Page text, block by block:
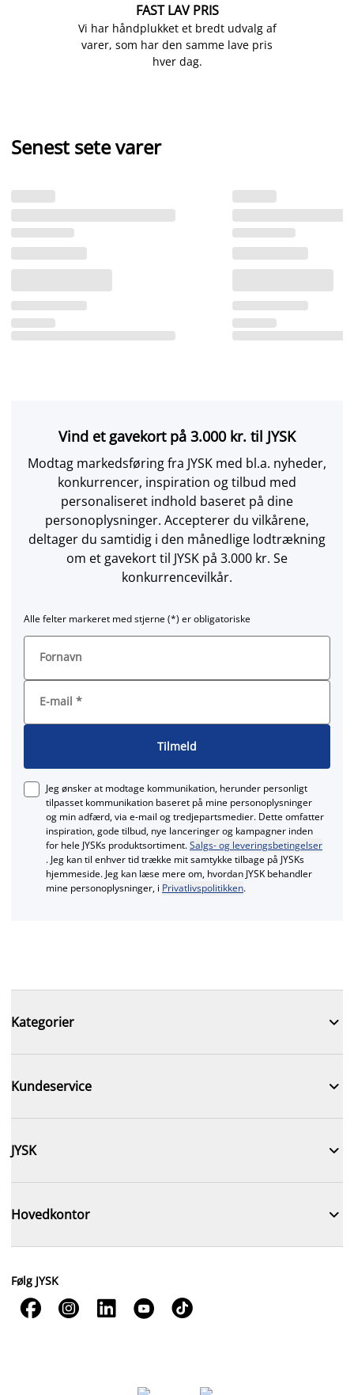
FAST LAV PRIS
Vi har håndplukket et bredt udvalg af
varer, som har den samme lave pris
hver dag.
Senest sete varer
Vind et gavekort på 3.000 kr. til JYSK
Modtag markedsføring fra JYSK med bl.a. nyheder,
konkurrencer, inspiration og tilbud med
personaliseret indhold baseret på dine
personoplysninger. Accepterer du vilkårene,
deltager du samtidig i den månedlige lodtrækning
om et gavekort til JYSK på 3.000 kr. Se
konkurrencevilkår.
Alle felter markeret med stjerne (*) er obligatoriske
Fornavn
E-mail *
Tilmeld
Jeg ønsker at modtage kommunikation, herunder personligt
tilpasset kommunikation baseret på mine personoplysninger
og min adfærd, via e‑mail og tredjepartsmedier. Dette omfatter
inspiration, gode tilbud, nye lanceringer og kampagner inden
for hele JYSKs produktsortiment.Salgs- og leveringsbetingelser
. Jeg kan til enhver tid trække mit samtykke tilbage på JYSKs
hjemmeside. Jeg kan læse mere om, hvordan JYSK behandler
mine personoplysninger, i Privatlivspolitikken.
Kategorier 
Kundeservice 
JYSK 
Hovedkontor 
Følg JYSK
    